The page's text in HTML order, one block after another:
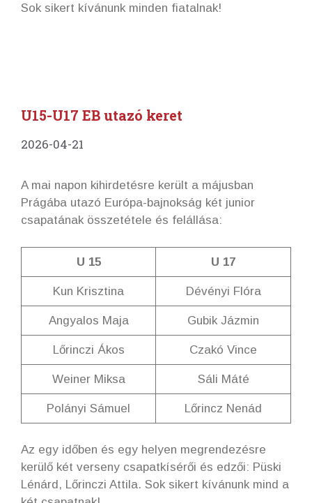
Sok sikert kívánunk minden fiatalnak!
U15-U17 EB utazó keret
2026-04-21
A mai napon kihirdetésre került a májusban
Prágába utazó Európa-bajnokság két junior
csapatának összetétele és felállása:
U 15 U 17
Kun Krisztina Dévényi Flóra
Angyalos Maja Gubik Jázmin
Lőrinczi Ákos Czakó Vince
Weiner Miksa Sáli Máté
Polányi Sámuel Lőrincz Nenád
Az egy időben és egy helyen megrendezésre
kerülő két verseny csapatkísérői és edzői: Püski
Lénárd, Lőrinczi Attila. Sok sikert kívánunk mind a